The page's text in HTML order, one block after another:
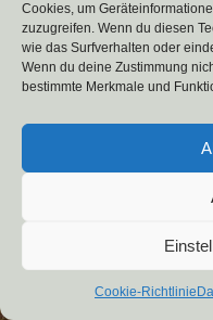
Cookies, um
zuzugreifen. Wenn du diesen
wie das Surfverhalten oder
Wenn du deine Zustimmung
bestimmte Merkmale und
Cookie-Richtlinie
UmweltHaus Kassel e.V.|